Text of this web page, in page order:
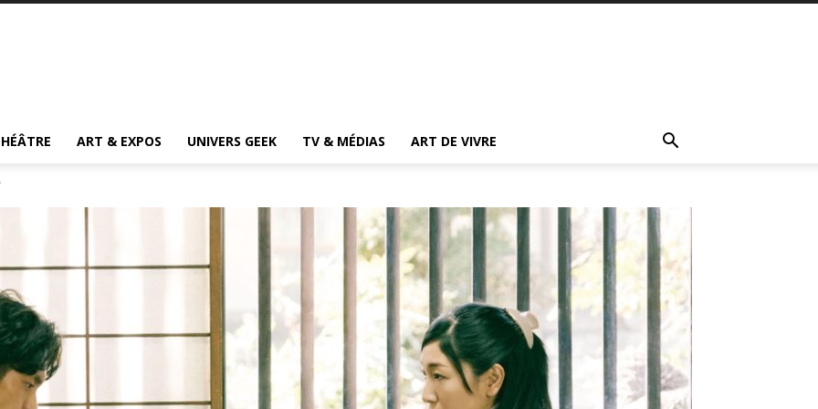
ART & EXPOS UNIVERS GEEK TV & MÉDIAS ART DE VIVRE